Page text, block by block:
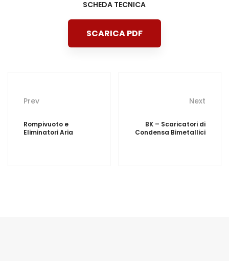
SCHEDA TECNICA
SCARICA PDF
navigation
Prev
Rompivuoto e
Eliminatori Aria
Next
BK – Scaricatori di
Condensa Bimetallici